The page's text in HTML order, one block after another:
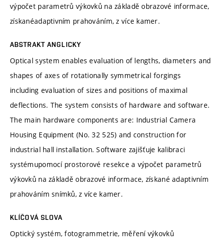
výpočet parametrů výkovků na základě obrazové informace,
získanéadaptivním prahováním, z více kamer.
ABSTRAKT ANGLICKY
Optical system enables evaluation of lengths, diameters and
shapes of axes of rotationally symmetrical forgings
including evaluation of sizes and positions of maximal
deflections. The system consists of hardware and software.
The main hardware components are: Industrial Camera
Housing Equipment (No. 32 525) and construction for
industrial hall installation. Software zajišťuje kalibraci
systémupomocí prostorové resekce a výpočet parametrů
výkovků na základě obrazové informace, získané adaptivním
prahováním snímků, z více kamer.
KLÍČOVÁ SLOVA
Optický systém, fotogrammetrie, měření výkovků